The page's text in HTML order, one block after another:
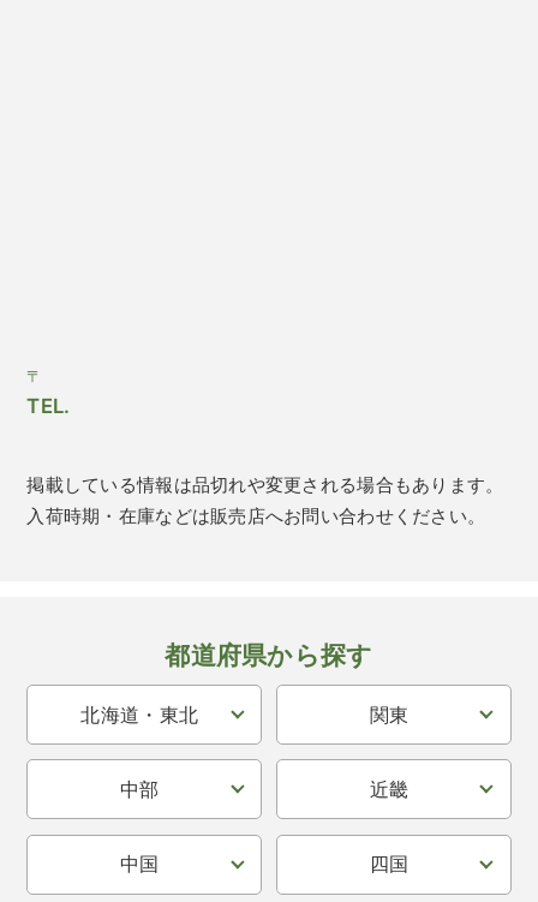
〒
TEL.
掲載している情報は品切れや変更される場合もあります。
入荷時期・在庫などは販売店へお問い合わせください。
都道府県から探す
北海道・東北 関東
中部 近畿
中国 四国